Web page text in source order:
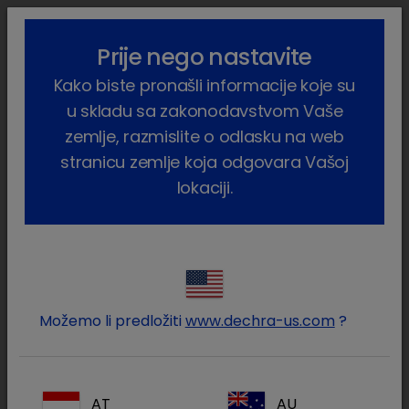
lock_outline search menu
Proizvodi
Nutritivni
Vamaks
lockPrijavite se na Vaš Dechra
Prije nego nastavite
Kako biste pronašli informacije koje su
u skladu sa zakonodavstvom Vaše
zemlje, razmislite o odlasku na web
stranicu zemlje koja odgovara Vašoj
lokaciji.
Možemo li predložiti www.dechra-us.com ?
AT AU